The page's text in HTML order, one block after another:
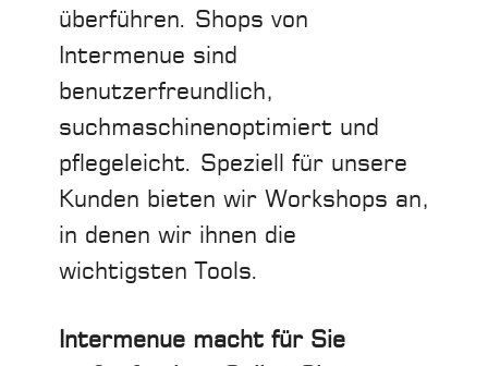
überführen. Shops von
Intermenue sind
benutzerfreundlich,
suchmaschinenoptimiert und
pflegeleicht. Speziell für unsere
Kunden bieten wir Workshops an,
in denen wir ihnen die
wichtigsten Tools.
Intermenue macht für Sie